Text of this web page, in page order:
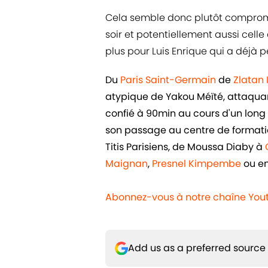
Cela semble donc plutôt
soir et potentiellement aussi
plus pour Luis Enrique qui a déjà
Du Paris Saint-Germain deZlatan
atypique de Yakou Méïté,
confié à 90min au cours d'un
son passage au centre de
Titis Parisiens, de Moussa Diaby à
Maignan, Presnel Kimpembeou
Abonnez-vous à notre chaîne
Add us as a preferred